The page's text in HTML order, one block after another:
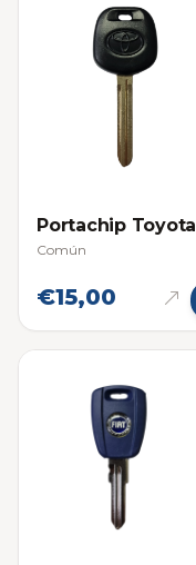
Portachip Toyota
Común
€15,00